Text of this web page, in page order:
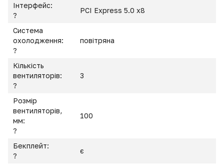
Інтерфейс:
?
PCI Express 5.0 x8
Система
охолодження:
?
повітряна
Кількість
вентиляторів:
?
3
Розмір
вентиляторів,
мм:
?
100
Бекплейт:
?
є